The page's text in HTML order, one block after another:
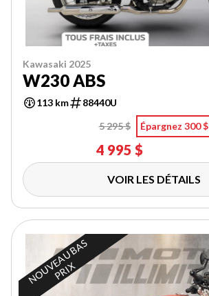
Kawasaki 2025
W230 ABS
113 km
88440U
5 295 $
Épargnez 300 $
4 995 $
VOIR LES DÉTAILS
N
O
U
V
E
A
U
B
A
S
P
R
I
X